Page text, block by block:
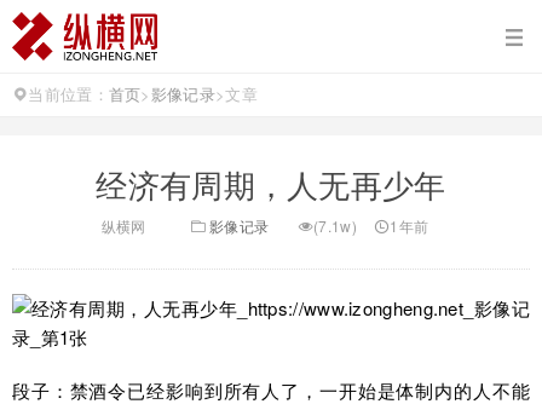
当前位置： 首页>影像记录>文章
经济有周期，人无再少年
纵横网 影像记录 (7.1w) 1年前
段子：禁酒令已经影响到所有人了，一开始是体制内的人不能